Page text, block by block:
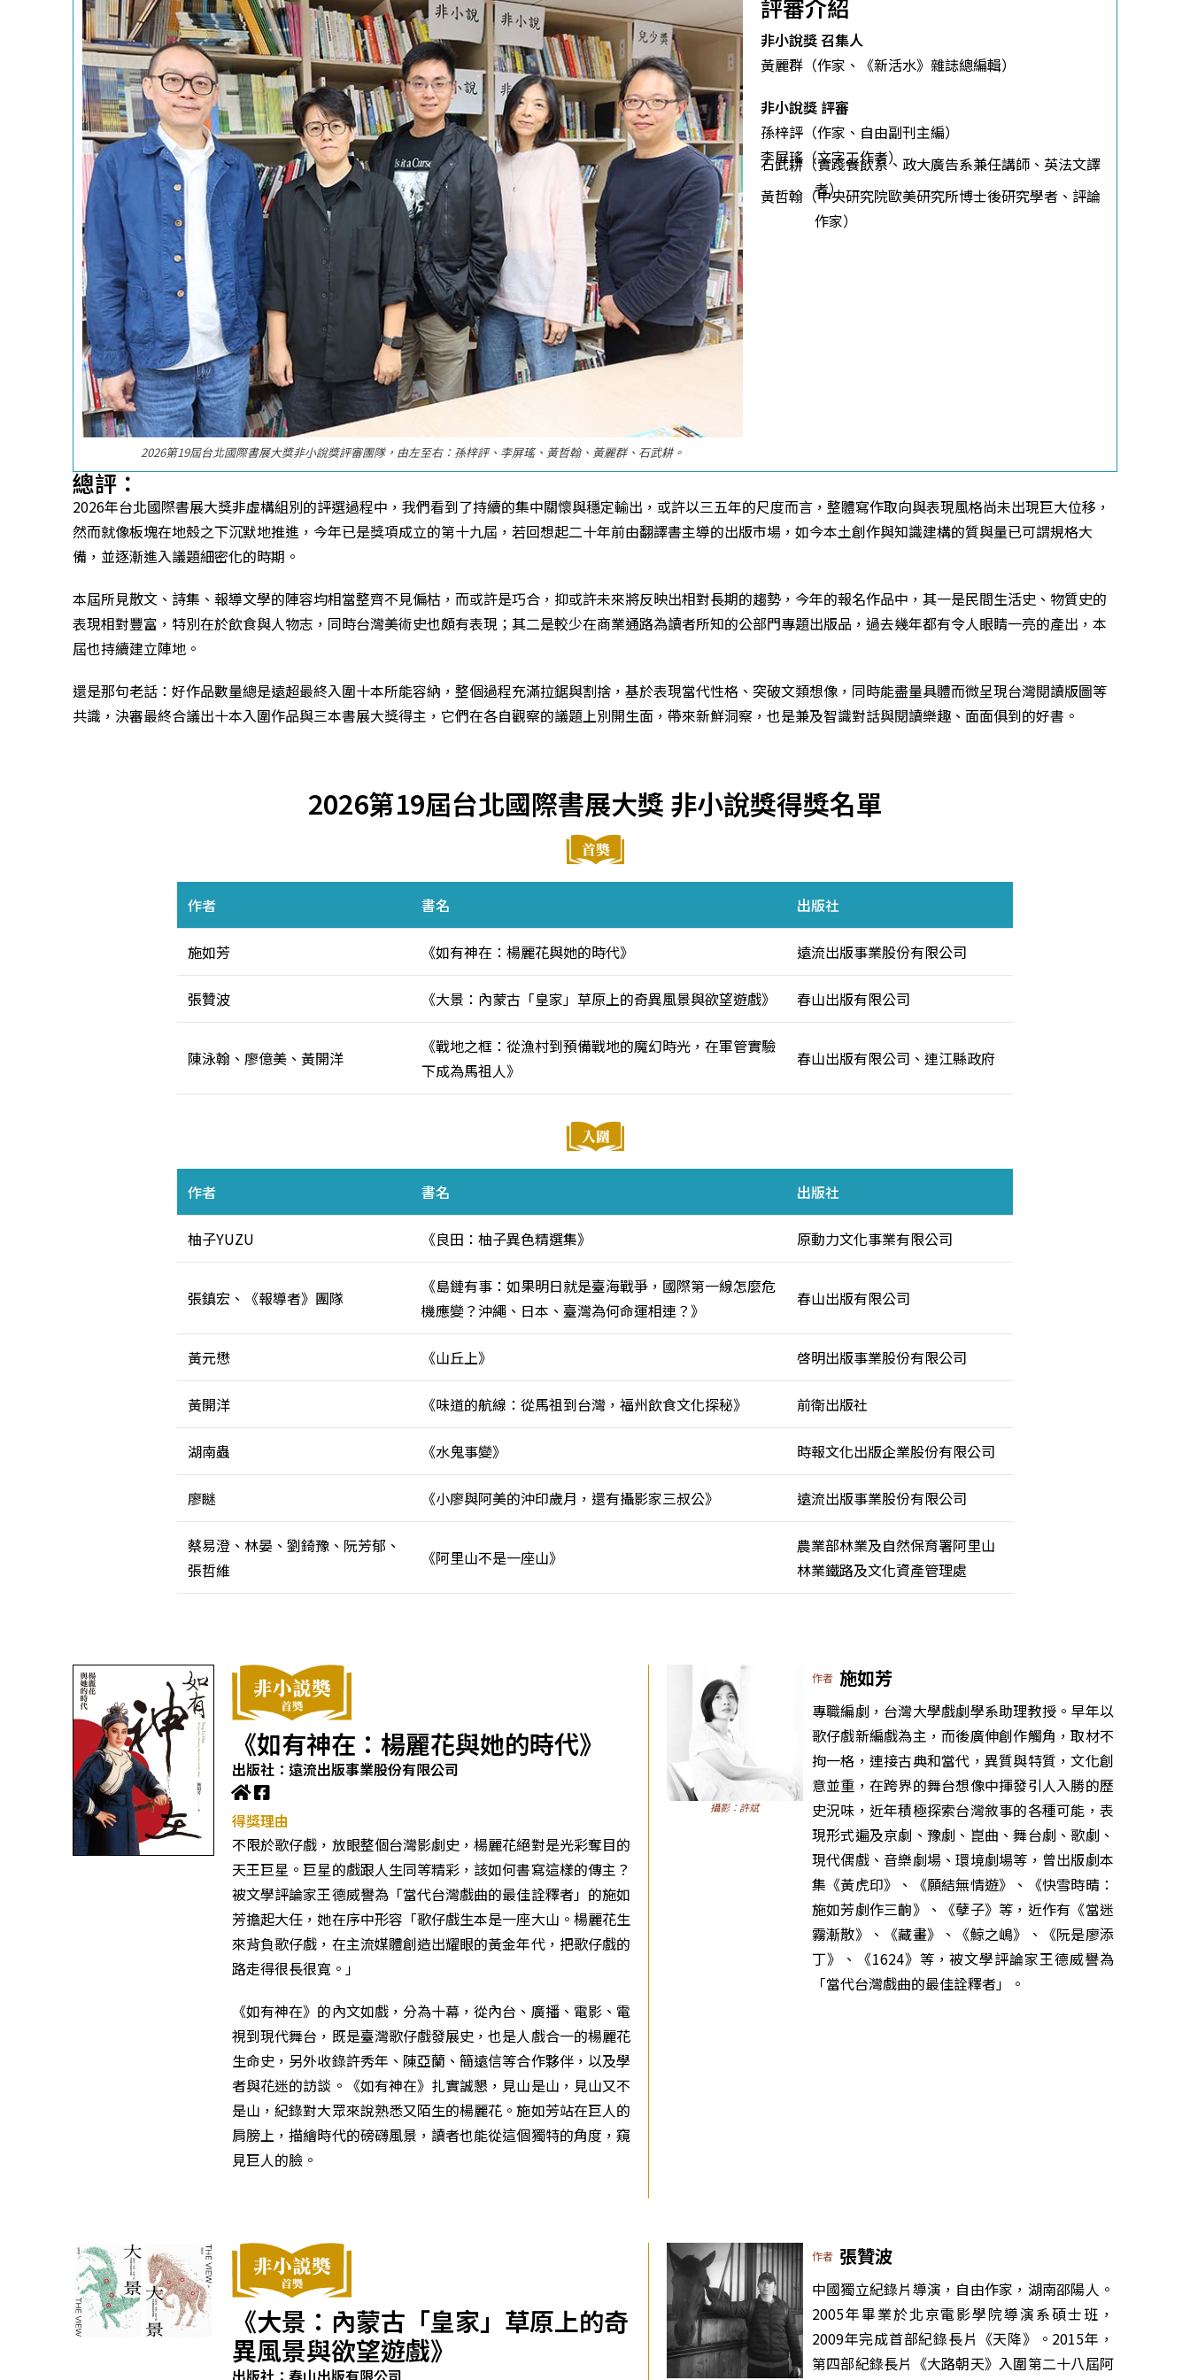
2026第19屆台北國際書展大獎非小說獎評審團隊，由左至右：孫梓評、李屏瑤、黃哲翰、黃麗群、石武耕。
評審介紹
非小說獎 召集人
黃麗群（作家、《新活水》雜誌總編輯）
非小說獎 評審
孫梓評（作家、自由副刊主編）
李屏瑤（文字工作者）
石武耕（實踐餐飲系、政大廣告系兼任講師、英法文譯
者）
黃哲翰（中央研究院歐美研究所博士後研究學者、評論
作家）
總評：
2026年台北國際書展大獎非虛構組別的評選過程中，我們看到了持續的集中關懷與穩定輸出，或許以三五年的尺度而言，整體寫作取向與表現風格尚未出現巨大位移，
然而就像板塊在地殼之下沉默地推進，今年已是獎項成立的第十九屆，若回想起二十年前由翻譯書主導的出版市場，如今本土創作與知識建構的質與量已可謂規格大
備，並逐漸進入議題細密化的時期。
本屆所見散文、詩集、報導文學的陣容均相當整齊不見偏枯，而或許是巧合，抑或許未來將反映出相對長期的趨勢，今年的報名作品中，其一是民間生活史、物質史的
表現相對豐富，特別在於飲食與人物志，同時台灣美術史也頗有表現；其二是較少在商業通路為讀者所知的公部門專題出版品，過去幾年都有令人眼睛一亮的產出，本
屆也持續建立陣地。
還是那句老話：好作品數量總是遠超最終入圍十本所能容納，整個過程充滿拉鋸與割捨，基於表現當代性格、突破文類想像，同時能盡量具體而微呈現台灣閱讀版圖等
共識，決審最終合議出十本入圍作品與三本書展大獎得主，它們在各自觀察的議題上別開生面，帶來新鮮洞察，也是兼及智識對話與閱讀樂趣、面面俱到的好書。
2026第19屆台北國際書展大獎 非小說獎得獎名單
作者 書名 出版社
施如芳 《如有神在：楊麗花與她的時代》 遠流出版事業股份有限公司
張贊波 《大景：內蒙古「皇家」草原上的奇異風景與欲望遊戲》 春山出版有限公司
陳泳翰、廖億美、黃開洋
《戰地之框：從漁村到預備戰地的魔幻時光，在軍管實驗
下成為馬祖人》
春山出版有限公司、連江縣政府
作者 書名 出版社
柚子YUZU 《良田：柚子異色精選集》 原動力文化事業有限公司
張鎮宏、《報導者》團隊
《島鏈有事：如果明日就是臺海戰爭，國際第一線怎麼危
機應變？沖繩、日本、臺灣為何命運相連？》
春山出版有限公司
黃元懋 《山丘上》 啓明出版事業股份有限公司
黃開洋 《味道的航線：從馬祖到台灣，福州飲食文化探秘》 前衛出版社
湖南蟲 《水鬼事變》 時報文化出版企業股份有限公司
廖瞇 《小廖與阿美的沖印歲月，還有攝影家三叔公》 遠流出版事業股份有限公司
蔡易澄、林晏、劉錡豫、阮芳郁、
張哲維
《阿里山不是一座山》
農業部林業及自然保育署阿里山
林業鐵路及文化資產管理處
《如有神在：楊麗花與她的時代》
出版社：遠流出版事業股份有限公司
得獎理由
不限於歌仔戲，放眼整個台灣影劇史，楊麗花絕對是光彩奪目的
天王巨星。巨星的戲跟人生同等精彩，該如何書寫這樣的傳主？
被文學評論家王德威譽為「當代台灣戲曲的最佳詮釋者」的施如
芳擔起大任，她在序中形容「歌仔戲生本是一座大山。楊麗花生
來背負歌仔戲，在主流媒體創造出耀眼的黃金年代，把歌仔戲的
路走得很長很寬。」
《如有神在》的內文如戲，分為十幕，從內台、廣播、電影、電
視到現代舞台，既是臺灣歌仔戲發展史，也是人戲合一的楊麗花
生命史，另外收錄許秀年、陳亞蘭、簡遠信等合作夥伴，以及學
者與花迷的訪談。《如有神在》扎實誠懇，見山是山，見山又不
是山，紀錄對大眾來說熟悉又陌生的楊麗花。施如芳站在巨人的
肩膀上，描繪時代的磅礴風景，讀者也能從這個獨特的角度，窺
見巨人的臉。
攝影：許斌
作者 施如芳
專職編劇，台灣大學戲劇學系助理教授。早年以
歌仔戲新編戲為主，而後廣伸創作觸角，取材不
拘一格，連接古典和當代，異質與特質，文化創
意並重，在跨界的舞台想像中揮發引人入勝的歷
史況味，近年積極探索台灣敘事的各種可能，表
現形式遍及京劇、豫劇、崑曲、舞台劇、歌劇、
現代偶戲、音樂劇場、環境劇場等，曾出版劇本
集《黃虎印》、《願結無情遊》、《快雪時晴：
施如芳劇作三齣》、《孽子》等，近作有《當迷
霧漸散》、《藏畫》、《鯨之嶋》、《阮是廖添
丁》、《1624》等，被文學評論家王德威譽為
「當代台灣戲曲的最佳詮釋者」。
《大景：內蒙古「皇家」草原上的奇
異風景與欲望遊戲》
作者 張贊波
中國獨立紀錄片導演，自由作家，湖南邵陽人。
2005年畢業於北京電影學院導演系碩士班，
2009年完成首部紀錄長片《天降》。2015年，
第四部紀錄長片《大路朝天》入圍第二十八屆阿